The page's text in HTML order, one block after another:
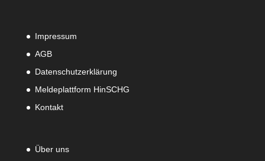
Impressum
AGB
Datenschutzerklärung
Meldeplattform HinSCHG
Kontakt
Über uns